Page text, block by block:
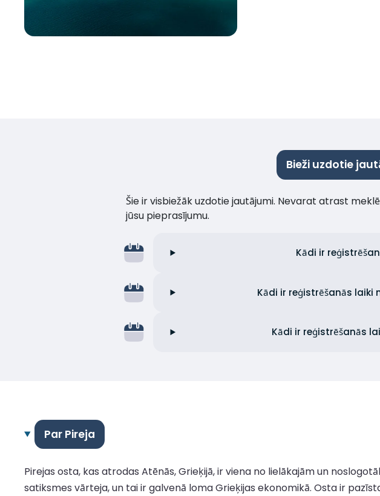
Bieži uzdotie
Šie ir visbiežāk uzdotie jautājumi. Nevarat atrast
jūsu pieprasījumu.
Kādi ir
Kādi ir reģistrēšanās laiki
Kādi ir reģistrēšanās
Par Pireja
Pirejas osta, kas atrodas Atēnās, Grieķijā, ir viena no lielākajām un
satiksmes vārteja, un tai ir galvenā loma Grieķijas ekonomikā. Osta ir